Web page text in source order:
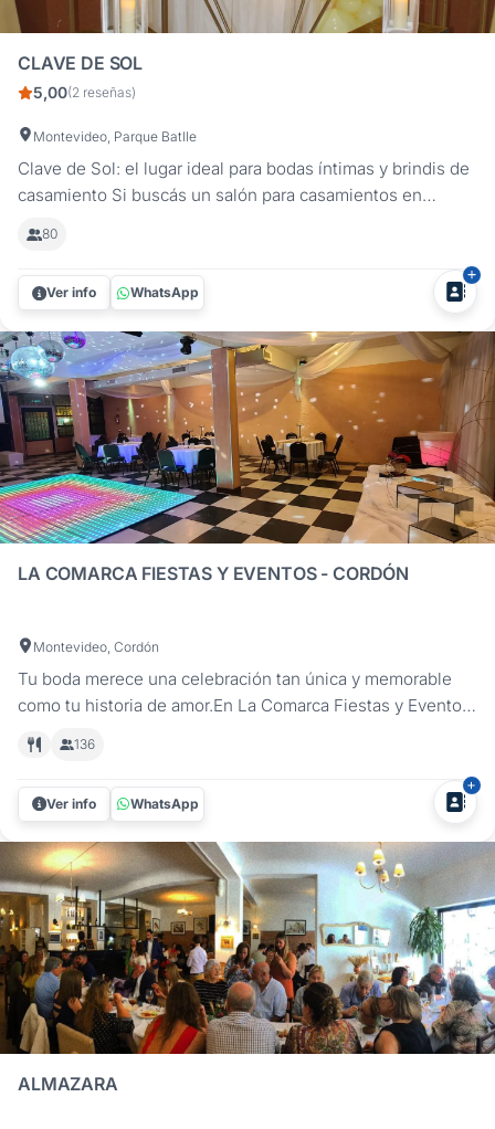
CLAVE DE SOL
5,00(2 reseñas)
Montevideo, Parque Batlle
Clave de Sol: el lugar ideal para bodas íntimas y brindis de
casamiento Si buscás un salón para casamientos en
Clave de Sol es la opción perfecta. Con 25 años de
experiencia, ofrecemos un ambiente cálido y elegante para
que disfrutes de un...
80
Ver info WhatsApp
LA COMARCA FIESTAS Y EVENTOS - CORDÓN
Montevideo, Cordón
Tu boda merece una celebración tan única y memorable
como tu historia de amor.En La Comarca Fiestas y Eventos,
ubicado en la zona del Cordón en Montevideo,
comprendemos profundamente el significado de tu gran
día. Nos especializamos en ofrecer soluciones a medida,
transformando sueños en...
136
Ver info WhatsApp
ALMAZARA